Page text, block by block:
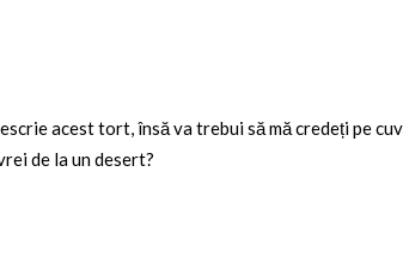
acest tort, însă va trebui să mă credeți pe
de la un desert?